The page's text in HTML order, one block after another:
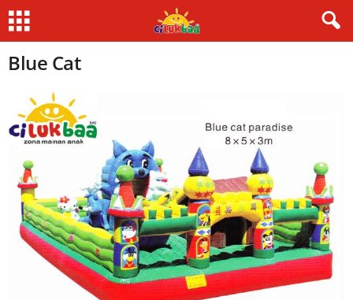
Blue Cat